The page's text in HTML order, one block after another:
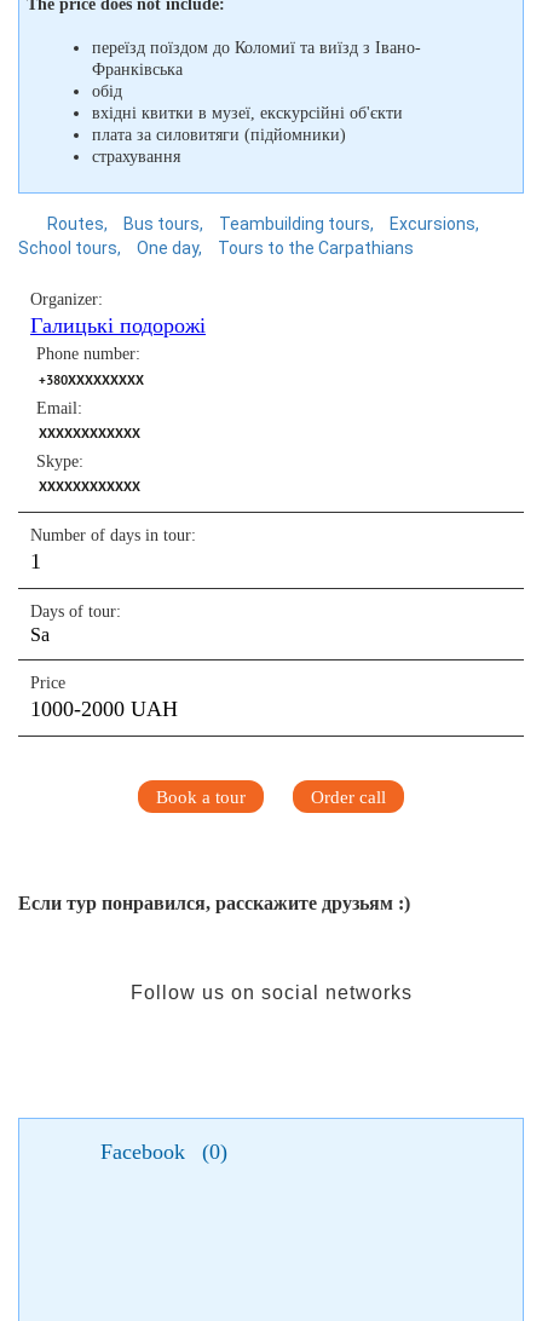
The price does not include:
переїзд поїздом до Коломиї та виїзд з Івано-
Франківська
обід
вхідні квитки в музеї, екскурсійні об'єкти
плата за силовитяги (підйомники)
страхування
Routes Bus tours Teambuilding tours
Excursions
School tours
One day Tours to the Carpathians
Organizer:
Галицькі подорожі
Phone number:
+380XXXXXXXXX
Email:
XXXXXXXXXXXX
Skype:
XXXXXXXXXXXX
Number of days in tour:
1
Days of tour:
Sa
Price
1000-2000 UAH
Book a tour Order call
Если тур понравился, расскажите друзьям :)
Follow us on social networks
Facebook (0)